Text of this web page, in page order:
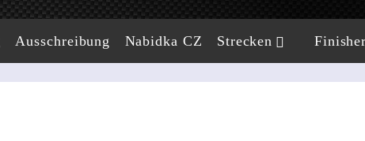
Ausschreibung Nabidka CZ Strecken